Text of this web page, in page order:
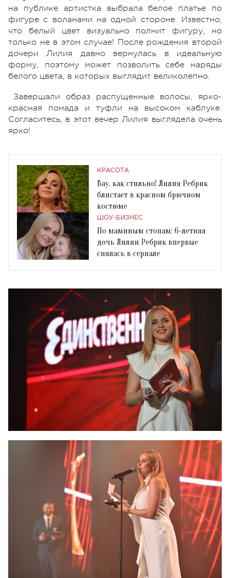
на публике артистка выбрала белое платье по
фигуре с воланами на одной стороне. Известно,
что белый цвет визуально полнит фигуру, но
только не в этом случае! После рождения второй
дочери Лилия давно вернулась в идеальную
форму, поэтому может позволить себе наряды
белого цвета, в которых выглядит великолепно.
Завершали образ распущенные волосы, ярко-
красная помада и туфли на высоком каблуке.
Согласитесь, в этот вечер Лилия выглядела очень
ярко!
КРАСОТА
Вау, как стильно! Лилия Ребрик
блистает в красном брючном
костюме
ШОУ-БИЗНЕС
По маминым стопам: 6-летняя
дочь Лилии Ребрик впервые
снялась в сериале